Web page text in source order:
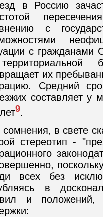
в Россию
с
с гражданами
их
Средний
составляет
9.
в свете
стереотип -
всех без
в
и